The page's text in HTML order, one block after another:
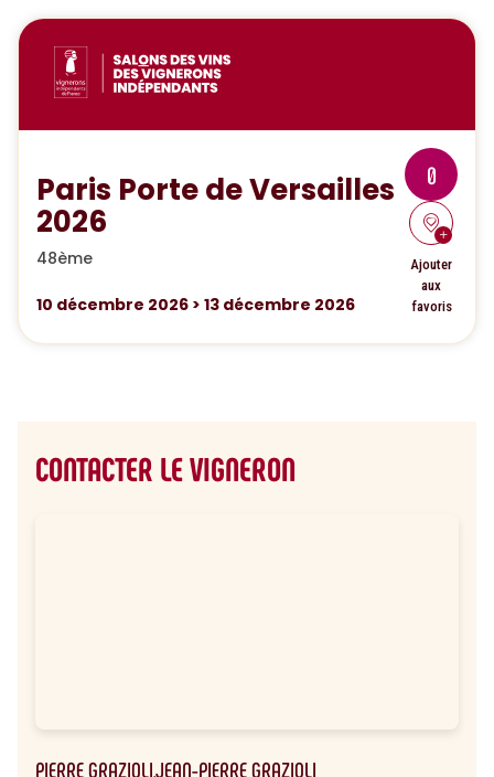
Paris Porte de Versailles
2026
48ème
10 décembre 2026 > 13 décembre 2026
0
Ajouter
aux
favoris
CONTACTER LE VIGNERON
PIERRE GRAZIOLI,JEAN-PIERRE GRAZIOLI